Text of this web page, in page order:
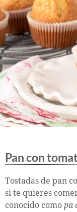
Pan con
Tostadas de pan
si te quieres
conocido como pa